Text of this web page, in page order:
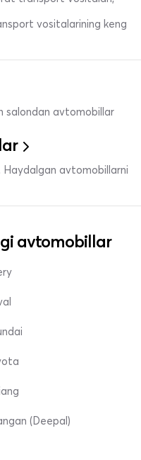
vositalarining keng
salondan avtomobillar
Haydalgan avtomobillarni
avtomobillar
(Deepal)